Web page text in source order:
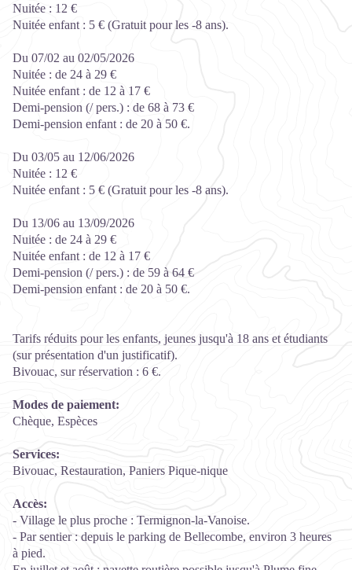
Nuitée : 12 €
Nuitée enfant : 5 € (Gratuit pour les -8 ans).
Du 07/02 au 02/05/2026
Nuitée : de 24 à 29 €
Nuitée enfant : de 12 à 17 €
Demi-pension (/ pers.) : de 68 à 73 €
Demi-pension enfant : de 20 à 50 €.
Du 03/05 au 12/06/2026
Nuitée : 12 €
Nuitée enfant : 5 € (Gratuit pour les -8 ans).
Du 13/06 au 13/09/2026
Nuitée : de 24 à 29 €
Nuitée enfant : de 12 à 17 €
Demi-pension (/ pers.) : de 59 à 64 €
Demi-pension enfant : de 20 à 50 €.
Tarifs réduits pour les enfants, jeunes jusqu'à 18 ans et étudiants
(sur présentation d'un justificatif).
Bivouac, sur réservation : 6 €.
Modes de paiement:
Chèque, Espèces
Services:
Bivouac, Restauration, Paniers Pique-nique
Accès:
- Village le plus proche : Termignon-la-Vanoise.
- Par sentier : depuis le parking de Bellecombe, environ 3 heures
à pied.